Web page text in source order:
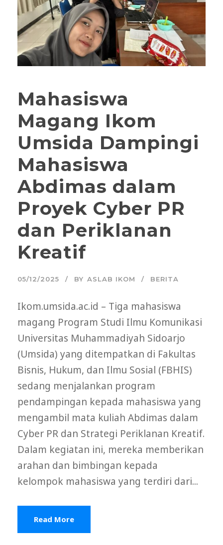
Mahasiswa
Magang Ikom
Umsida Dampingi
Mahasiswa
Abdimas dalam
Proyek Cyber PR
dan Periklanan
Kreatif
05/12/2025 BY ASLAB IKOM BERITA
Ikom.umsida.ac.id – Tiga mahasiswa
magang Program Studi Ilmu Komunikasi
Universitas Muhammadiyah Sidoarjo
(Umsida) yang ditempatkan di Fakultas
Bisnis, Hukum, dan Ilmu Sosial (FBHIS)
sedang menjalankan program
pendampingan kepada mahasiswa yang
mengambil mata kuliah Abdimas dalam
Cyber PR dan Strategi Periklanan Kreatif.
Dalam kegiatan ini, mereka memberikan
arahan dan bimbingan kepada
kelompok mahasiswa yang terdiri dari...
Read More